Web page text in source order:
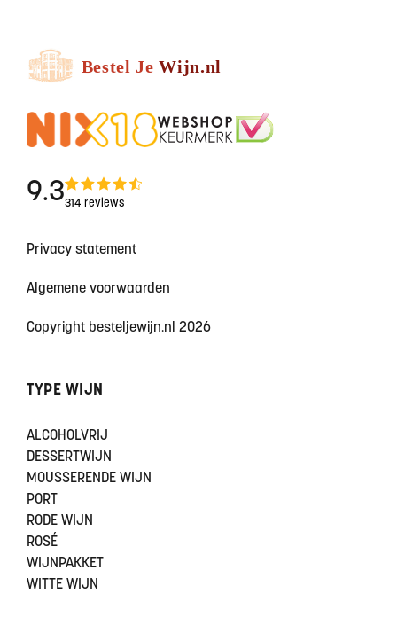
9.3314 reviews
Privacy statement
Algemene voorwaarden
Copyright besteljewijn.nl 2026
TYPE WIJN
ALCOHOLVRIJ
DESSERTWIJN
MOUSSERENDE WIJN
PORT
RODE WIJN
ROSÉ
WIJNPAKKET
WITTE WIJN